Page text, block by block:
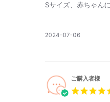
Sサイズ、赤ちゃん
公
2024-07-06
ご購入者様